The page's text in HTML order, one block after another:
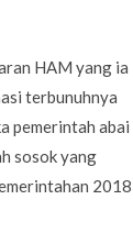
HAM yang ia
terbunuhnya
pemerintah abai
sosok yang
2018